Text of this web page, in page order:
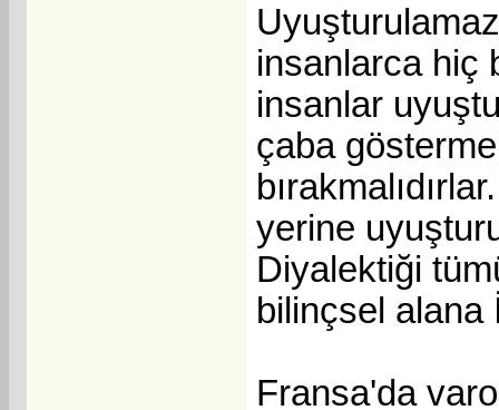
insanlarca hiç
insanlar
çaba
yerine
Diyalektiği
bilinçsel alana
Fransa'da